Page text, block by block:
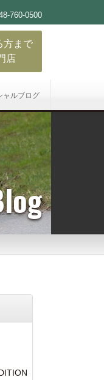
760-0500
方まで
店
ャルブログ